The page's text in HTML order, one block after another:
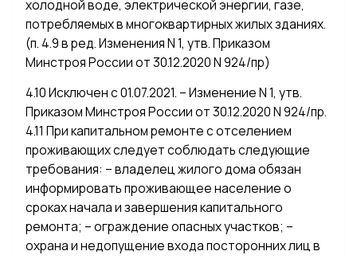
холодной воде, электрической энергии, газе,
потребляемых в многоквартирных жилых зданиях.
(п. 4.9 в ред. Изменения N 1, утв. Приказом
Минстроя России от 30.12.2020 N 924/пр)
4.10 Исключен с 01.07.2021. – Изменение N 1, утв.
Приказом Минстроя России от 30.12.2020 N 924/пр.
4.11 При капитальном ремонте с отселением
проживающих следует соблюдать следующие
требования: – владелец жилого дома обязан
информировать проживающее население о
сроках начала и завершения капитального
ремонта; – ограждение опасных участков; –
охрана и недопущение входа посторонних лиц в